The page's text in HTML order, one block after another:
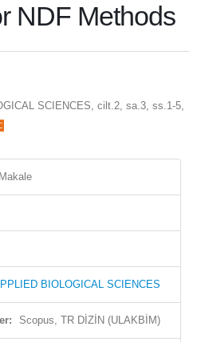
NDF Methods
SCIENCES, cilt.2, sa.3, ss.1-5,
BIOLOGICAL SCIENCES
Scopus, TR DİZİN (ULAKBİM)